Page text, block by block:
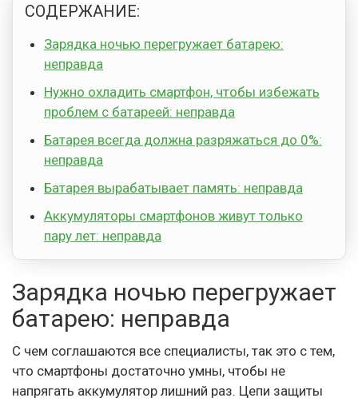
СОДЕРЖАНИЕ:
Зарядка ночью перегружает батарею:
неправда
Нужно охладить смартфон, чтобы избежать
проблем с батареей: неправда
Батарея всегда должна разряжаться до 0%:
неправда
Батарея вырабатывает память: неправда
Аккумуляторы смартфонов живут только
пару лет: неправда
Зарядка ночью перегружает
батарею: неправда
С чем соглашаются все специалисты, так это с тем,
что смартфоны достаточно умны, чтобы не
напрягать аккумулятор лишний раз. Цепи защиты